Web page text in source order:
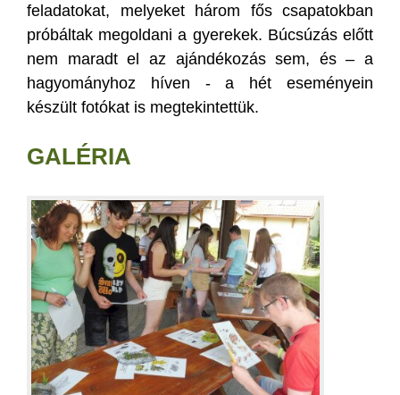
feladatokat, melyeket három fős csapatokban
próbáltak megoldani a gyerekek. Búcsúzás előtt
nem maradt el az ajándékozás sem, és – a
hagyományhoz híven - a hét eseményein
készült fotókat is megtekintettük.
GALÉRIA